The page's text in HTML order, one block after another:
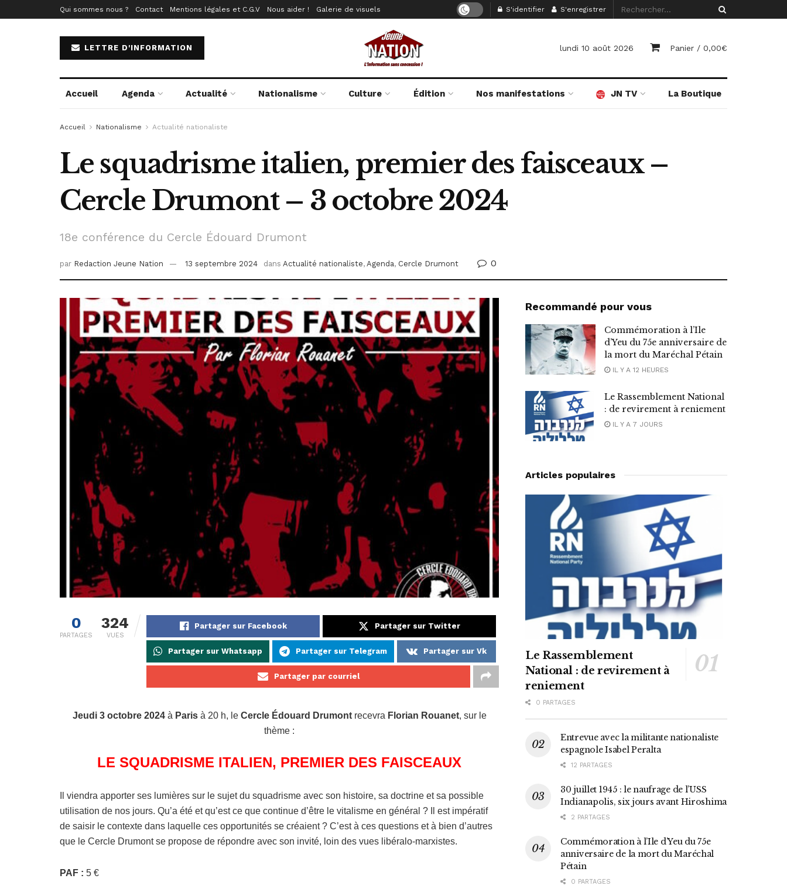
Qui sommes nous ? Contact Mentions légales et C.G.V Nous aider ! Galerie de visuels S'identifier S'enregistrer
LETTRE D'INFORMATION lundi 10 août 2026 Panier / 0,00€
Accueil Agenda Actualité Nationalisme Culture Édition Nos manifestations JN TV La Boutique
Accueil Nationalisme Actualité nationaliste
Le squadrisme italien, premier des faisceaux –
Cercle Drumont – 3 octobre 2024
18e conférence du Cercle Édouard Drumont
par Redaction Jeune Nation 13 septembre 2024 dans Actualité nationaliste, Agenda, Cercle Drumont 0
0
PARTAGES
324
VUES
Partager sur Facebook Partager sur Twitter
Partager sur Whatsapp Partager sur Telegram Partager sur Vk
Partager par courriel
Jeudi 3 octobre 2024à Parisà 20 h, le Cercle Édouard Drumontrecevra Florian Rouanet, sur le
thème :
LE SQUADRISME ITALIEN, PREMIER DES FAISCEAUX
Il viendra apporter ses lumières sur le sujet du squadrisme avec son histoire, sa doctrine et sa possible
utilisation de nos jours. Qu’a été et qu’est ce que continue d’être le vitalisme en général ? Il est impératif
de saisir le contexte dans laquelle ces opportunités se créaient ? C’est à ces questions et à bien d’autres
que le Cercle Drumont se propose de répondre avec son invité, loin des vues libéralo-marxistes.
PAF : 5 €
Recommandé pour vous
Commémoration à l’Ile
d’Yeu du 75e anniversaire de
la mort du Maréchal Pétain
IL Y A 12 HEURES
Le Rassemblement National
: de revirement à reniement
IL Y A 7 JOURS
Articles populaires
Le Rassemblement
National : de revirement à
reniement
0 PARTAGES
Entrevue avec la militante nationaliste
espagnole Isabel Peralta
12 PARTAGES
30 juillet 1945 : le naufrage de l’USS
Indianapolis, six jours avant Hiroshima
2 PARTAGES
Commémoration à l’Ile d’Yeu du 75e
anniversaire de la mort du Maréchal
Pétain
0 PARTAGES